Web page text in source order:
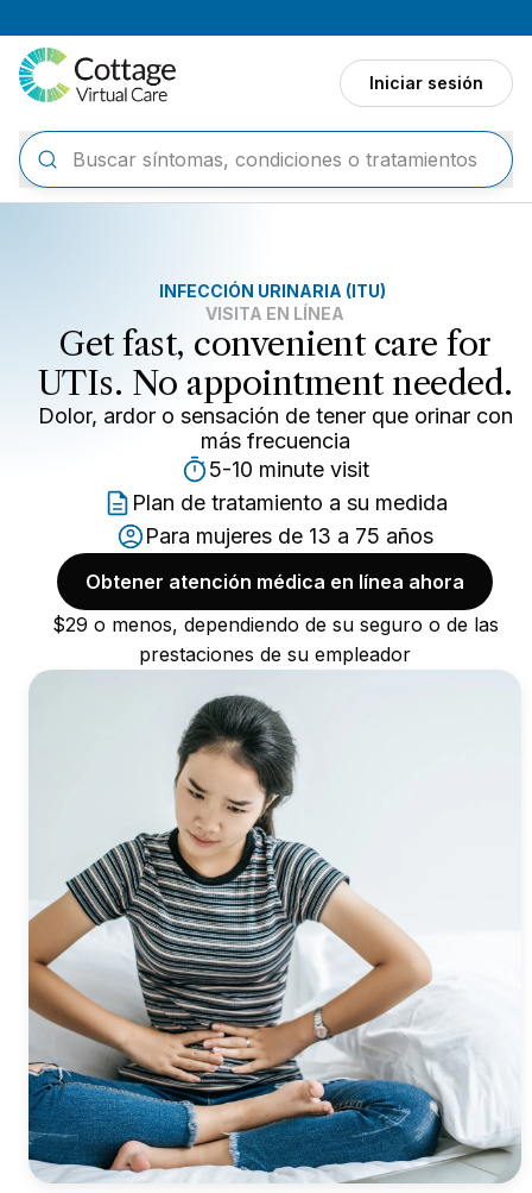
Iniciar sesión
INFECCIÓN URINARIA (ITU)
VISITA EN LÍNEA
Get fast, convenient care for
UTIs. No appointment needed.
Dolor, ardor o sensación de tener que orinar con
más frecuencia
5-10 minute visit
Plan de tratamiento a su medida
Para mujeres de 13 a 75 años
Obtener atención médica en línea ahora
$29 o menos, dependiendo de su seguro o de las
prestaciones de su empleador